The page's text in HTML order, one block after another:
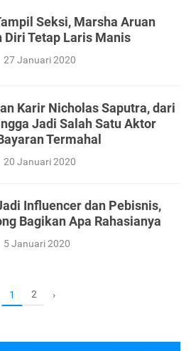
Seksi, Marsha Aruan
Diri Tetap Laris Manis
27 Januari 2020
Karir Nicholas Saputra, dari
Jadi Salah Satu Aktor
Termahal
20 Januari 2020
Influencer dan Pebisnis,
Bagikan Apa Rahasianya
5 Januari 2020
1 2 ›